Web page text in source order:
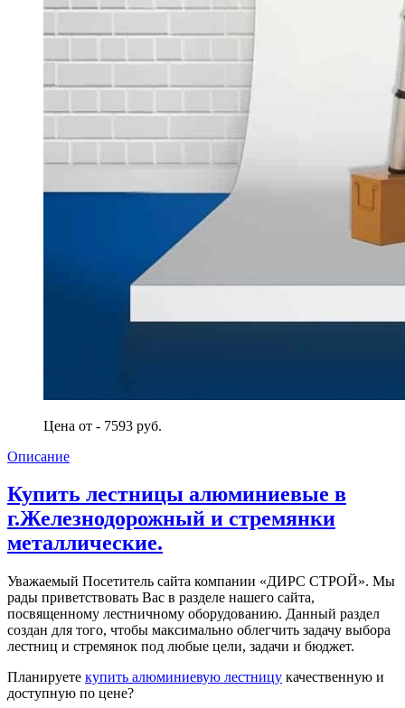
Цена от - 7593 руб.
Описание
Купить лестницы алюминиевые в
г.Железнодорожный и стремянки
металлические.
Уважаемый Посетитель сайта компании «ДИРС СТРОЙ». Мы
рады приветствовать Вас в разделе нашего сайта,
посвященному лестничному оборудованию. Данный раздел
создан для того, чтобы максимально облегчить задачу выбора
лестниц и стремянок под любые цели, задачи и бюджет.
Планируете купить алюминиевую лестницу качественную и
доступную по цене?